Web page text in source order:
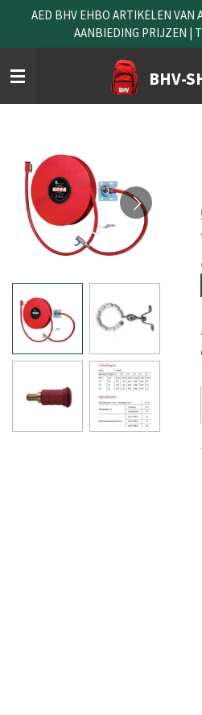
naar
de
hoofdinhoud
BHV-
AED BHV EHBO ARTIKELEN VAN
AANBIEDING PRIJZEN |